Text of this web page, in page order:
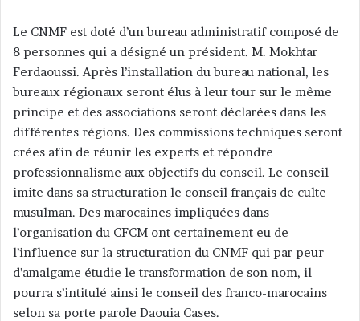
Le CNMF est doté d’un bureau administratif composé de
8 personnes qui a désigné un président. M. Mokhtar
Ferdaoussi. Après l’installation du bureau national, les
bureaux régionaux seront élus à leur tour sur le même
principe et des associations seront déclarées dans les
différentes régions. Des commissions techniques seront
crées afin de réunir les experts et répondre
professionnalisme aux objectifs du conseil. Le conseil
imite dans sa structuration le conseil français de culte
musulman. Des marocaines impliquées dans
l’organisation du CFCM ont certainement eu de
l’influence sur la structuration du CNMF qui par peur
d’amalgame étudie le transformation de son nom, il
pourra s’intitulé ainsi le conseil des franco-marocains
selon sa porte parole Daouia Cases.